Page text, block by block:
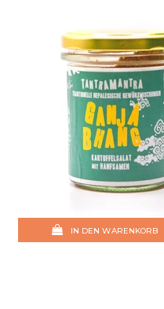
IN DEN WARENKORB